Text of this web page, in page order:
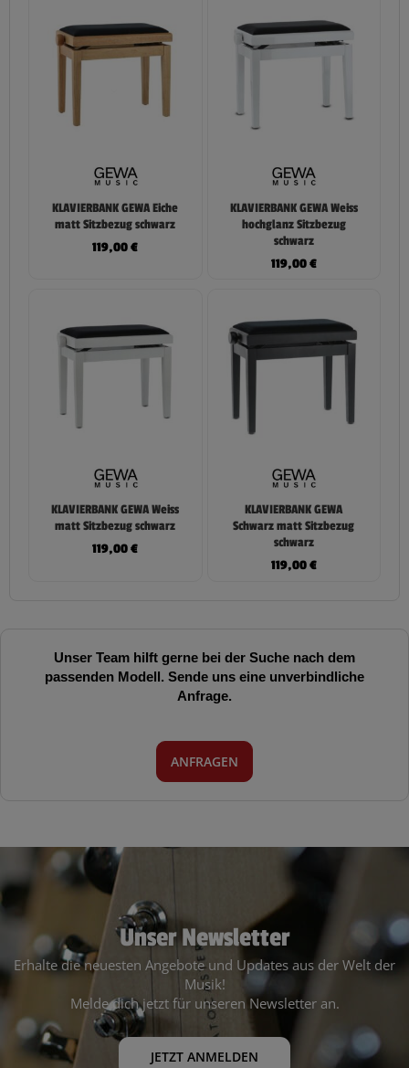
KLAVIERBANK GEWA Eiche
matt Sitzbezug schwarz
119,00€
KLAVIERBANK GEWA Weiss
hochglanz Sitzbezug
schwarz
119,00€
KLAVIERBANK GEWA Weiss
matt Sitzbezug schwarz
119,00€
KLAVIERBANK GEWA
Schwarz matt Sitzbezug
schwarz
119,00€
Unser Team hilft gerne bei der Suche nach dem
passenden Modell. Sende uns eine unverbindliche
Anfrage.
ANFRAGEN
Unser Newsletter
Erhalte die neuesten Angebote und Updates aus der Welt der
Musik!
Melde dich jetzt für unseren Newsletter an.
JETZT ANMELDEN